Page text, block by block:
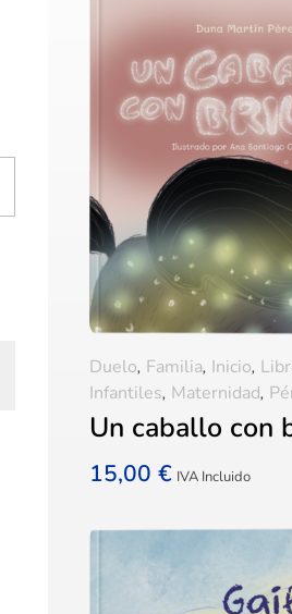
Un caballo con
15,00€ IVA Incluido
Duelo, Familia, Inicio,
Infantiles, Maternidad,